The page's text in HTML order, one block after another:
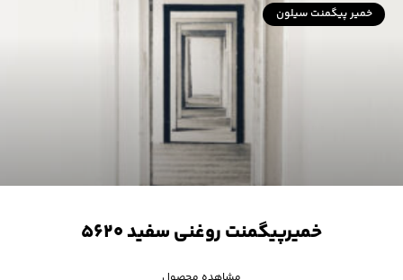
خمیر پیگمنت سیلون
خمیرپیگمنت روغنی سفید ۵۶۲۰